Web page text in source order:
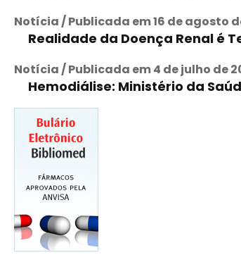
Notícia / Publicada em 16 de agosto
Realidade da Doença Renal é
Notícia / Publicada em 4 de julho de
Hemodiálise: Ministério da